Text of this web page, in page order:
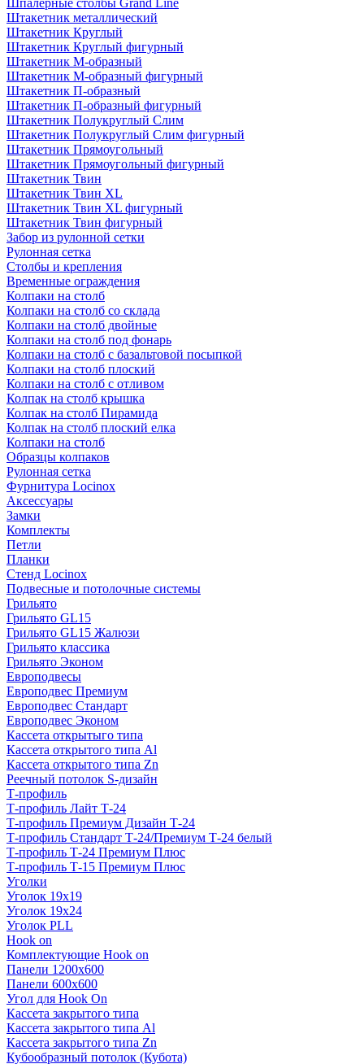
Шпалерные столбы Grand Line
Штакетник металлический
Штакетник Круглый
Штакетник Круглый фигурный
Штакетник М-образный
Штакетник М-образный фигурный
Штакетник П-образный
Штакетник П-образный фигурный
Штакетник Полукруглый Слим
Штакетник Полукруглый Слим фигурный
Штакетник Прямоугольный
Штакетник Прямоугольный фигурный
Штакетник Твин
Штакетник Твин XL
Штакетник Твин XL фигурный
Штакетник Твин фигурный
Забор из рулонной сетки
Рулонная сетка
Столбы и крепления
Временные ограждения
Колпаки на столб
Колпаки на столб со склада
Колпаки на столб двoйные
Колпаки на столб под фонарь
Колпаки на столб с базальтовой посыпкой
Колпаки на столб плоский
Колпаки на столб с отливом
Колпак на столб крышка
Колпак на столб Пирамида
Колпак на столб плоский елка
Колпаки на столб
Образцы колпаков
Рулонная сетка
Фурнитура Locinox
Аксессуары
Замки
Комплекты
Петли
Планки
Стенд Locinox
Подвесные и потолочные системы
Грильято
Грильято GL15
Грильято GL15 Жалюзи
Грильято классика
Грильято Эконом
Европодвесы
Европодвес Премиум
Европодвес Стандарт
Европодвес Эконом
Кассета открытыго типа
Кассета открытого типа Al
Кассета открытого типа Zn
Реечный потолок S-дизайн
Т-профиль
Т-профиль Лайт Т-24
Т-профиль Премиум Дизайн Т-24
Т-профиль Стандарт Т-24/Премиум Т-24 белый
Т-профиль Т-24 Премиум Плюс
Т-профиль Т-15 Премиум Плюс
Уголки
Уголок 19х19
Уголок 19х24
Уголок PLL
Hook on
Комплектующие Hook on
Панели 1200х600
Панели 600х600
Угол для Hook On
Кассета закрытого типа
Кассета закрытого типа Al
Кассета закрытого типа Zn
Кубообразный потолок (Кубота)